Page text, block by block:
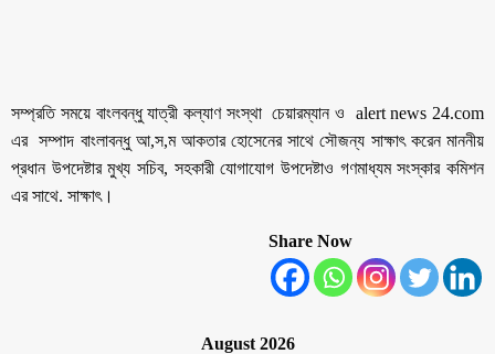
সম্প্রতি সময়ে বাংলবন্ধু যাত্রী কল্যাণ সংস্থা চেয়ারম্যান ও alert news 24.com
এর সম্পাদ বাংলাবন্ধু আ,স,ম আকতার হোসেনের সাথে সৌজন্য সাক্ষাৎ করেন মাননীয়
প্রধান উপদেষ্টার মুখ্য সচিব, সহকারী যোগাযোগ উপদেষ্টাও গণমাধ্যম সংস্কার কমিশন
এর সাথে. সাক্ষাৎ।
Share Now
August 2026